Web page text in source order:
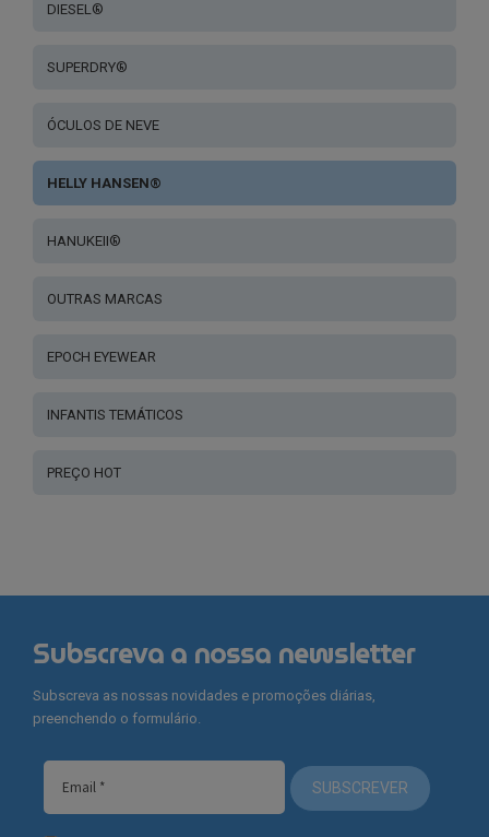
DIESEL®
SUPERDRY®
ÓCULOS DE NEVE
HELLY HANSEN®
HANUKEII®
OUTRAS MARCAS
EPOCH EYEWEAR
INFANTIS TEMÁTICOS
PREÇO HOT
Subscreva a nossa newsletter
Subscreva as nossas novidades e promoções diárias,
preenchendo o formulário.
SUBSCREVER